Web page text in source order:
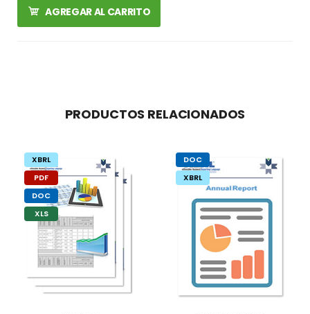
AGREGAR AL CARRITO
PRODUCTOS RELACIONADOS
XBRL
PDF
DOC
XLS
DOC
XBRL